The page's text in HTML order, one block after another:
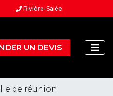
Rivière-Salée
UN DEVIS
de réunion